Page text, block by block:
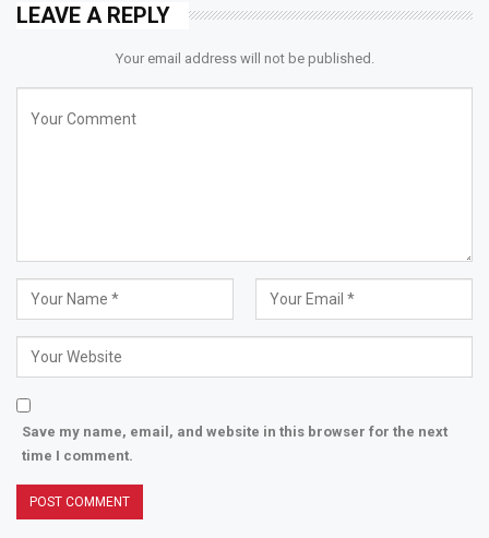
LEAVE A REPLY
Your email address will not be published.
Save my name, email, and website in this browser for the next
time I comment.